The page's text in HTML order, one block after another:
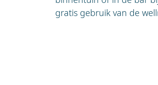
gratis gebruik van de